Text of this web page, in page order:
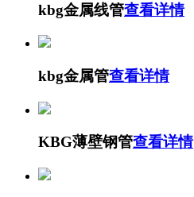
kbg金属线管查看详情
kbg金属管查看详情
KBG薄壁钢管查看详情